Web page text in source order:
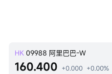
HK 09988 阿里巴巴-W
160.400 +0.000 +0.00%